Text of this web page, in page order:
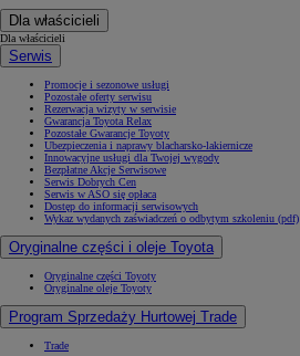
Dla właścicieli
Dla właścicieli
Serwis
Promocje i sezonowe usługi
Pozostałe oferty serwisu
Rezerwacja wizyty w serwisie
Gwarancja Toyota Relax
Pozostałe Gwarancje Toyoty
Ubezpieczenia i naprawy blacharsko-lakiernicze
Innowacyjne usługi dla Twojej wygody
Bezpłatne Akcje Serwisowe
Serwis Dobrych Cen
Serwis w ASO się opłaca
Dostęp do informacji serwisowych
Wykaz wydanych zaświadczeń o odbytym szkoleniu (pdf)
Oryginalne części i oleje Toyota
Oryginalne części Toyoty
Oryginalne oleje Toyoty
Program Sprzedaży Hurtowej Trade
Trade